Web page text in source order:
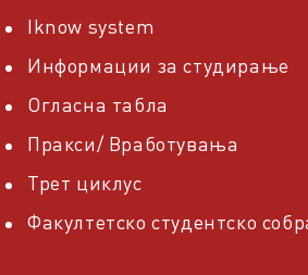
Iknow system
Информации за студирање
Огласна табла
Пракси/ Вработувања
Трет циклус
Факултетско студентско